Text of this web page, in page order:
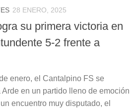
28 ENERO, 2025
su primera victoria en
5-2 frente a
enero, el Cantalpino FS se
en un partido lleno de emoción
encuentro muy disputado, el